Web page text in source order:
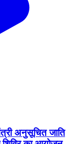
अनुसूचित जाति